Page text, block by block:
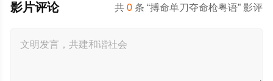
共0 条 “搏命单刀夺命枪粤语” 影评
影片评论